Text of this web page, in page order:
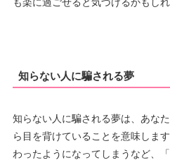
知らない人に騙される夢
知らない人に騙される夢は、あな
ら目を背けていることを意味しま
わったようになってしまうなど、